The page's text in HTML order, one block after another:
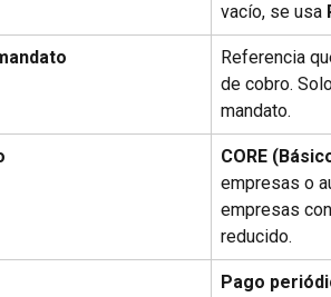
vacío, se usa
Referencia
de cobro.
mandato.
CORE
empresas o
empresas
reducido.
Pago